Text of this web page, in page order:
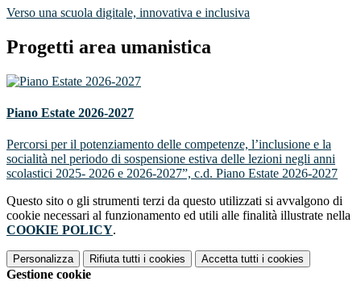
Verso una scuola digitale, innovativa e inclusiva
Progetti area umanistica
Piano Estate 2026-2027
Percorsi per il potenziamento delle competenze, l’inclusione e la
socialità nel periodo di sospensione estiva delle lezioni negli anni
scolastici 2025- 2026 e 2026-2027”, c.d. Piano Estate 2026-2027
Questo sito o gli strumenti terzi da questo utilizzati si avvalgono di
cookie necessari al funzionamento ed utili alle finalità illustrate nella
COOKIE POLICY.
Personalizza Rifiuta tutti i cookies Accetta tutti i cookies
Gestione cookie